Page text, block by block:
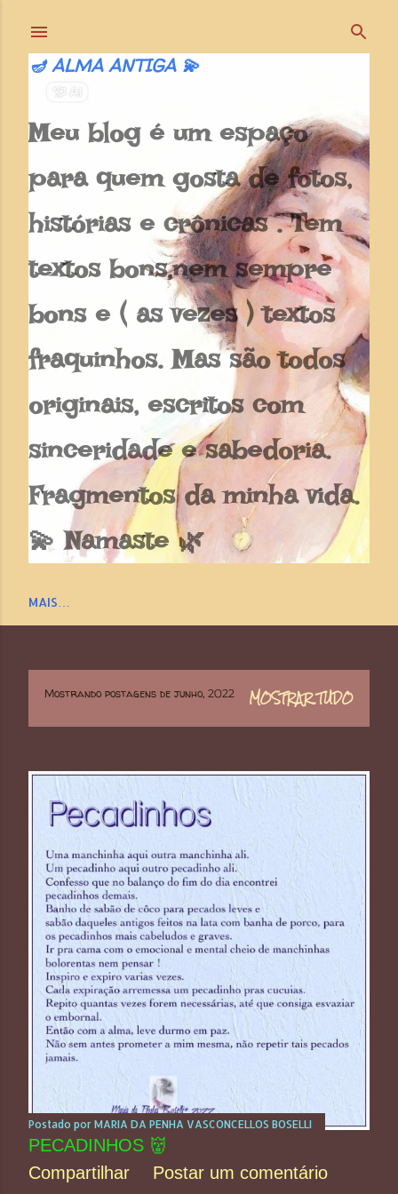
🪔 ALMA ANTIGA 💫
Meu blog é um espaço
para quem gosta de fotos,
histórias e crônicas . Tem
textos bons,nem sempre
bons e ( as vezes ) textos
fraquinhos. Mas são todos
originais, escritos com
sinceridade e sabedoria.
Fragmentos da minha vida.
💫 Namaste 🌿
MAIS…
s
g
n
Mostrando postagens de junho, 2022 MOSTRAR TUDO
Postado por MARIA DA PENHA VASCONCELLOS BOSELLI
PECADINHOS 👹
Compartilhar
Postar um comentário